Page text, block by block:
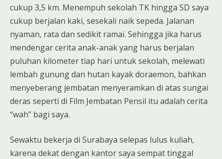
cukup 3,5 km. Menempuh sekolah TK hingga SD saya
cukup berjalan kaki, sesekali naik sepeda. Jalanan
nyaman, rata dan sedikit ramai. Sehingga jika harus
mendengar cerita anak-anak yang harus berjalan
puluhan kilometer tiap hari untuk sekolah, melewati
lembah gunung dan hutan kayak doraemon, bahkan
menyeberang jembatan menyeramkan di atas sungai
deras seperti di Film Jembatan Pensil itu adalah cerita
“wah” bagi saya.
Sewaktu bekerja di Surabaya selepas lulus kuliah,
karena dekat dengan kantor saya sempat tinggal